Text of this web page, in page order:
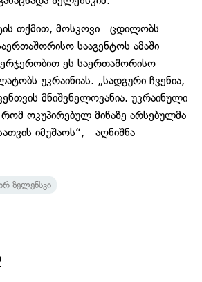
თქმით, მოსკოვი ცდილობს
სააგენტოს ამაში
ეს საერთაშორისო
უკრაინიას. „სადგური ჩვენია,
მნიშვნელოვანია. უკრაინული
ოკუპირებულ მიწაზე არსებულმა
იმუშაოს“, - აღნიშნა
ზელენსკი